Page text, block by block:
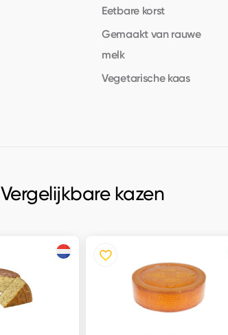
Eetbare korst
Gemaakt van rauwe
melk
Vegetarische kaas
Vergelijkbare kazen